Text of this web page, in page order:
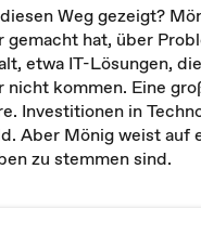
Weg gezeigt?
gemacht hat, über
etwa IT-Lösungen,
nicht kommen. Eine
Investitionen in
Aber Mönig weist auf
zu stemmen sind.